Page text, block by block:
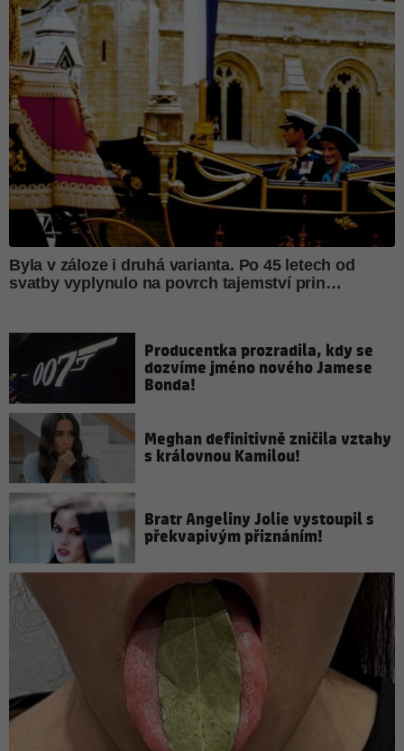
Producentka prozradila, kdy se
dozvíme jméno nového Jamese
Bonda!
Meghan definitivně zničila vztahy
s královnou Kamilou!
Bratr Angeliny Jolie vystoupil s
překvapivým přiznáním!